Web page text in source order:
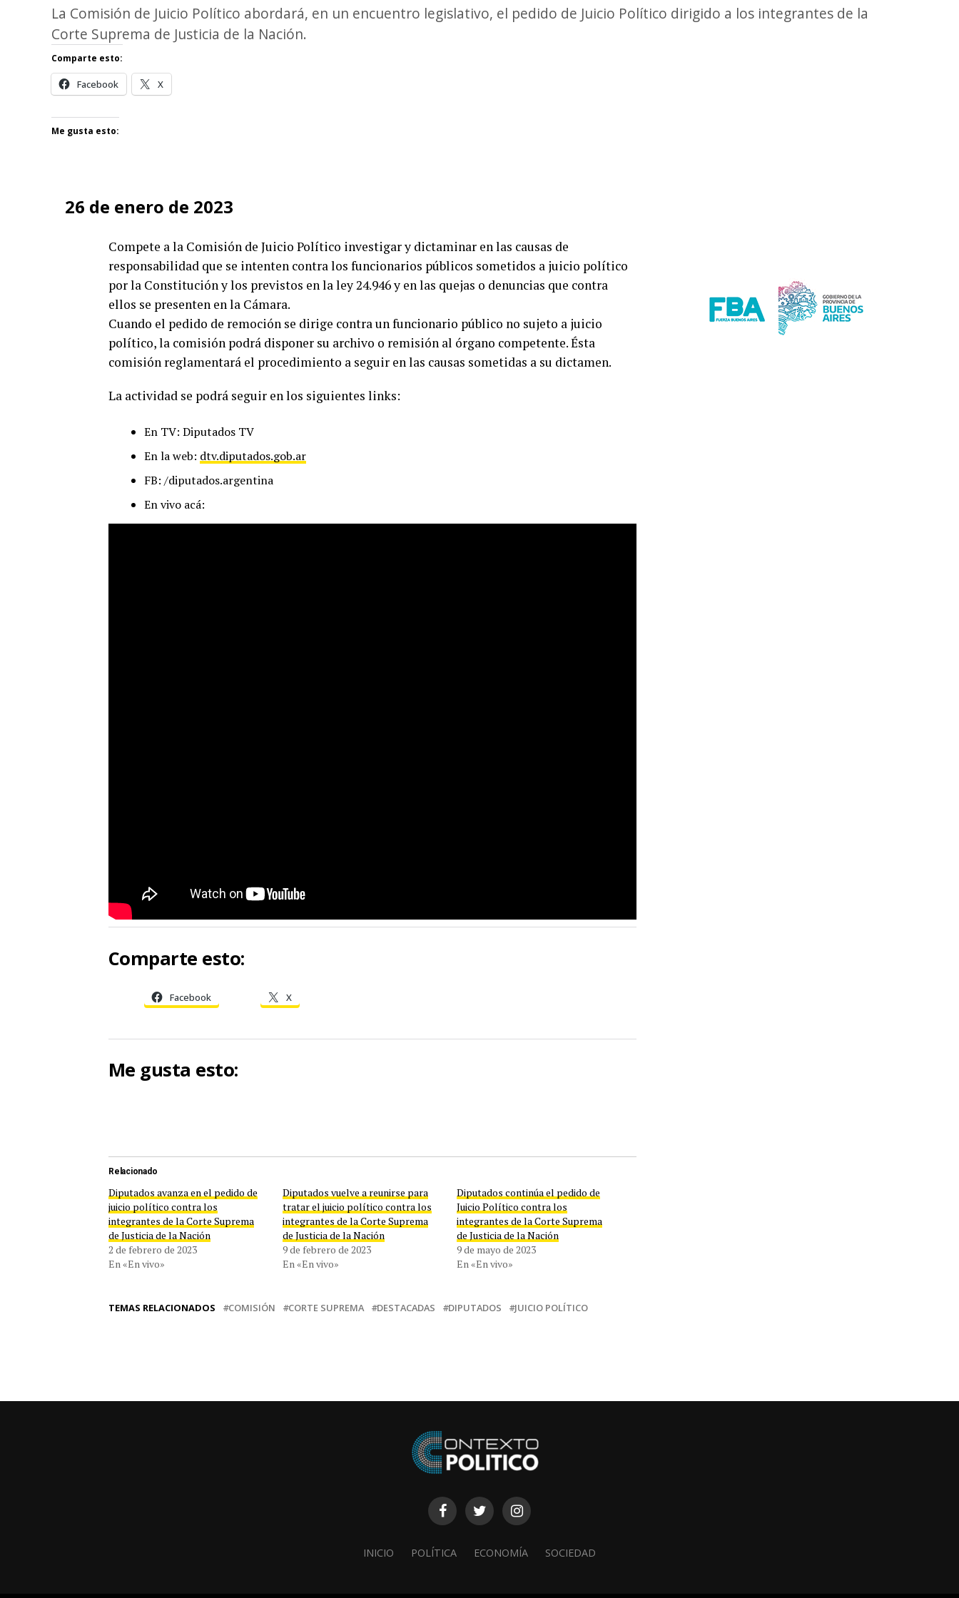
La Comisión de Juicio Político abordará, en un encuentro legislativo, el pedido de Juicio Político dirigido a los integrantes de la
Corte Suprema de Justicia de la Nación.
Comparte esto:
Facebook X
Me gusta esto:
26 de enero de 2023
Compete a la Comisión de Juicio Político investigar y dictaminar en las causas de
responsabilidad que se intenten contra los funcionarios públicos sometidos a juicio político
por la Constitución y los previstos en la ley 24.946 y en las quejas o denuncias que contra
ellos se presenten en la Cámara.
Cuando el pedido de remoción se dirige contra un funcionario público no sujeto a juicio
político, la comisión podrá disponer su archivo o remisión al órgano competente. Ésta
comisión reglamentará el procedimiento a seguir en las causas sometidas a su dictamen.
La actividad se podrá seguir en los siguientes links:
En TV: Diputados TV
En la web: dtv.diputados.gob.ar
FB: /diputados.argentina
En vivo acá:
Comparte esto:
Facebook X
Me gusta esto:
Relacionado
Diputados avanza en el pedido de
juicio político contra los
integrantes de la Corte Suprema
de Justicia de la Nación
2 de febrero de 2023
En «En vivo»
Diputados vuelve a reunirse para
tratar el juicio político contra los
integrantes de la Corte Suprema
de Justicia de la Nación
9 de febrero de 2023
En «En vivo»
Diputados continúa el pedido de
Juicio Político contra los
integrantes de la Corte Suprema
de Justicia de la Nación
9 de mayo de 2023
En «En vivo»
TEMAS RELACIONADOS COMISIÓN CORTE SUPREMA DESTACADAS DIPUTADOS JUICIO POLÍTICO
INICIO POLÍTICA ECONOMÍA SOCIEDAD